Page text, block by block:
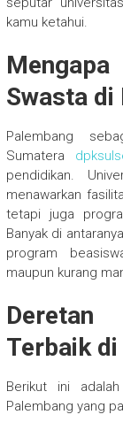
kamu ketahui.
Swasta di
Palembang
Sumatera
pendidikan.
menawarkan
tetapi juga
Banyak di
program
maupun kurang
Terbaik
Berikut ini
Palembang yang